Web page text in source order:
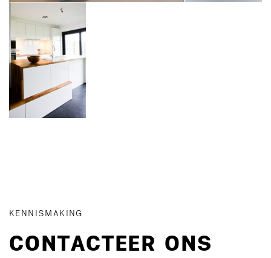
KENNISMAKING
CONTACTEER ONS